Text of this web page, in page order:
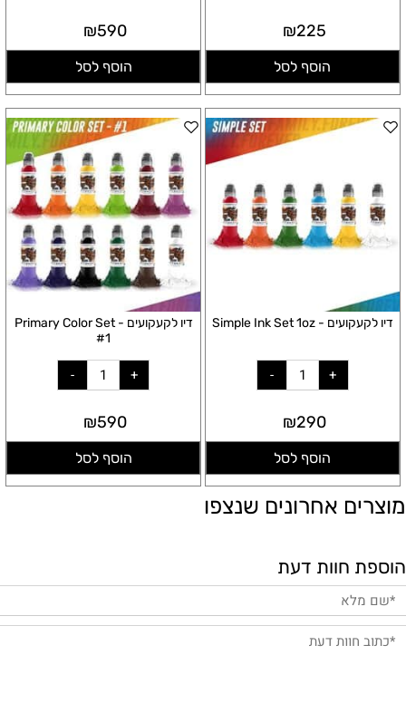
₪225
הוסף לסל
₪590
הוסף לסל
דיו לקעקועים - Simple Ink Set 1oz
₪290
הוסף לסל
דיו לקעקועים - Primary Color Set
#1
₪590
הוסף לסל
מוצרים אחרונים שנצפו
הוספת חוות דעת